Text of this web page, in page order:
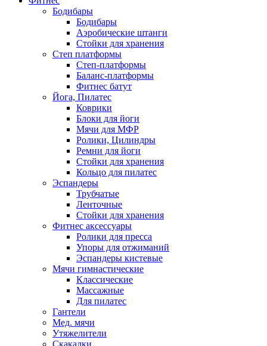
Бодибары
Бодибары
Аэробические штанги
Стойки для хранения
Степ платформы
Степ-платформы
Баланс-платформы
Фитнес батут
Йога, Пилатес
Коврики
Блоки для йоги
Мячи для МФР
Ролики, Цилиндры
Ремни для йоги
Стойки для хранения
Кольцо для пилатес
Эспандеры
Трубчатые
Ленточные
Стойки для хранения
Фитнес аксессуары
Ролики для пресса
Упоры для отжиманий
Эспандеры кистевые
Мячи гимнастические
Классические
Массажные
Для пилатес
Гантели
Мед. мячи
Утяжелители
Скакалки